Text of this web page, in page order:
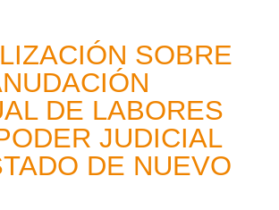
SOBRE
DE LABORES
JUDICIAL
DE NUEVO